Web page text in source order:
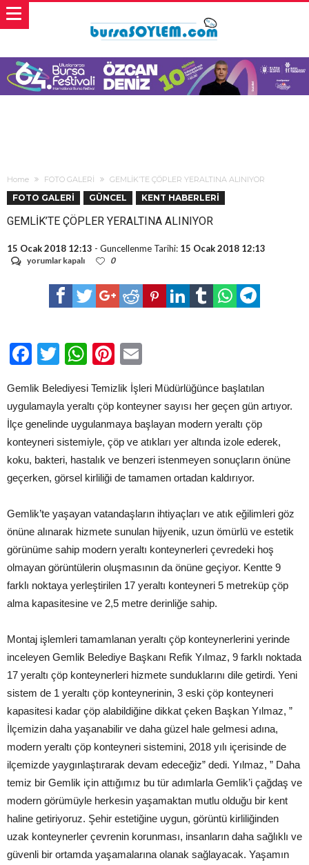
Home FOTO GALERİ GEMLİK’TE ÇÖPLER YERALTINA ALINIYOR
FOTO GALERİ GÜNCEL KENT HABERLERİ
GEMLİK’TE ÇÖPLER YERALTINA ALINIYOR
15 Ocak 2018 12:13 - Guncellenme Tarihi: 15 Ocak 2018 12:13
GEMLİK’TE
YERALTINA
ALINIYOR
yorumlar kapalı 0
Facebook
TwitterWhatsApp
Pinterest
Gemlik Belediyesi Temizlik İşleri Müdürlüğünce başlatılan
uygulamayla yeraltı çöp konteyner sayısı her geçen gün artıyor.
İlçe genelinde uygulanmaya başlayan modern yeraltı çöp
konteyneri sistemiyle, çöp ve atıkları yer altında izole ederek,
koku, bakteri, hastalık ve benzeri istenmeyen sonuçların önüne
geçerken, görsel kirliliği de tamamen ortadan kaldırıyor.
Gemlik’te yaşayan vatandaşların ihtiyaçları ve atık eğilimleri göz
önüne alınarak hizmete sunulan hijyenik, uzun ömürlü ve estetik
görünüme sahip modern yeraltı konteynerleri çevredeki hoş
olmayan görüntülerin oluşmasının da önüne geçiyor. Kentte 9
farklı noktaya yerleştirilen 17 yeraltı konteyneri 5 metreküp çöp
alma kapasitesine ve 2,5 metre derinliğe sahip.
Montaj işlemleri tamamlanan yeraltı çöp konteynerlerini yerinde
inceleyen Gemlik Belediye Başkanı Refik Yılmaz, 9 farklı noktada
17 yeraltı çöp konteynerleri hizmete sunduklarını dile getirdi. Yeni
sistem de 1 yeraltı çöp konteynerinin, 3 eski çöp konteyneri
kapasitesi kadar çöp alabildiğine dikkat çeken Başkan Yılmaz, ”
İlçemizin daha yaşanabilir ve daha güzel hale gelmesi adına,
modern yeraltı çöp konteyneri sistemini, 2018 yılı içerisinde de
ilçemizde yaygınlaştırarak devam edeceğiz” dedi. Yılmaz, ” Daha
temiz bir Gemlik için attığımız bu tür adımlarla Gemlik’i çağdaş ve
modern görümüyle herkesin yaşamaktan mutlu olduğu bir kent
haline getiriyoruz. Şehir estetiğine uygun, görüntü kirliliğinden
uzak konteynerler çevrenin korunması, insanların daha sağlıklı ve
güvenli bir ortamda yaşamalarına olanak sağlayacak. Yaşamın